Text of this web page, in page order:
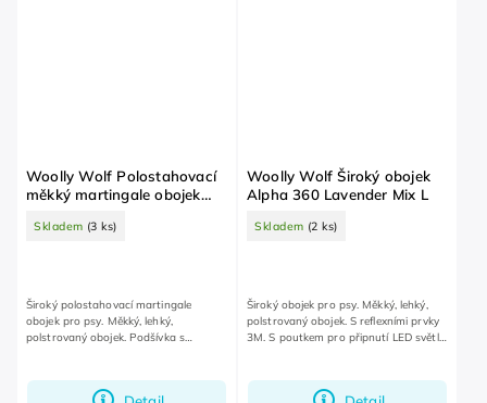
Woolly Wolf Polostahovací
měkký martingale obojek
Skladem (3 ks)
Široký polostahovací martingale
obojek pro psy. Měkký, lehký,
polstrovaný obojek. Podšívka s
Woolly Wolf Široký obojek
Alpha 360 Lavender Mix L
Skladem (2 ks)
Široký obojek pro psy. Měkký, lehký,
polstrovaný obojek. S reflexními prvky
3M. S poutkem pro připnutí LED světla